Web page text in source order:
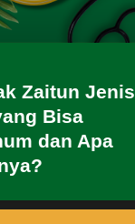
Zaitun Jenis
Bisa
dan Apa